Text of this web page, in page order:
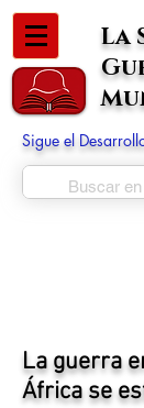
La
Sigue el
La guerra
África se